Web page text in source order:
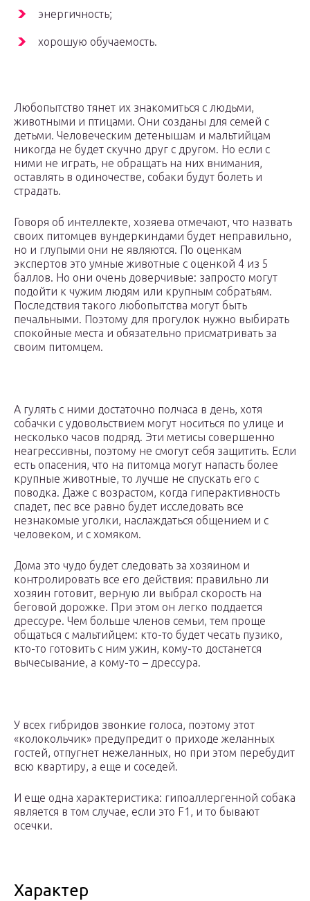
энергичность;
хорошую обучаемость.
Любопытство тянет их знакомиться с людьми,
животными и птицами. Они созданы для семей с
детьми. Человеческим детенышам и мальтийцам
никогда не будет скучно друг с другом. Но если с
ними не играть, не обращать на них внимания,
оставлять в одиночестве, собаки будут болеть и
страдать.
Говоря об интеллекте, хозяева отмечают, что назвать
своих питомцев вундеркиндами будет неправильно,
но и глупыми они не являются. По оценкам
экспертов это умные животные с оценкой 4 из 5
баллов. Но они очень доверчивые: запросто могут
подойти к чужим людям или крупным собратьям.
Последствия такого любопытства могут быть
печальными. Поэтому для прогулок нужно выбирать
спокойные места и обязательно присматривать за
своим питомцем.
А гулять с ними достаточно полчаса в день, хотя
собачки с удовольствием могут носиться по улице и
несколько часов подряд. Эти метисы совершенно
неагрессивны, поэтому не смогут себя защитить. Если
есть опасения, что на питомца могут напасть более
крупные животные, то лучше не спускать его с
поводка. Даже с возрастом, когда гиперактивность
спадет, пес все равно будет исследовать все
незнакомые уголки, наслаждаться общением и с
человеком, и с хомяком.
Дома это чудо будет следовать за хозяином и
контролировать все его действия: правильно ли
хозяин готовит, верную ли выбрал скорость на
беговой дорожке. При этом он легко поддается
дрессуре. Чем больше членов семьи, тем проще
общаться с мальтийцем: кто-то будет чесать пузико,
кто-то готовить с ним ужин, кому-то достанется
вычесывание, а кому-то – дрессура.
У всех гибридов звонкие голоса, поэтому этот
«колокольчик» предупредит о приходе желанных
гостей, отпугнет нежеланных, но при этом перебудит
всю квартиру, а еще и соседей.
И еще одна характеристика: гипоаллергенной собака
является в том случае, если это F1, и то бывают
осечки.
Характер